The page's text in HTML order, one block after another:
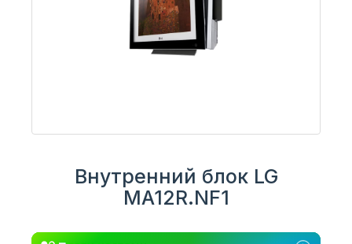
Внутренний блок LG
MA12R.NF1